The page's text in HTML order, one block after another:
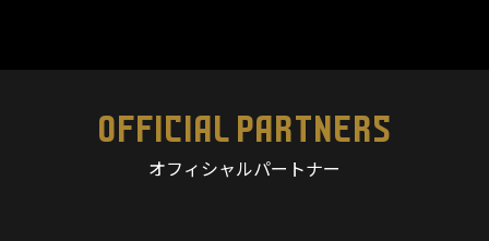
OFFICIAL PARTNERS
オフィシャルパートナー